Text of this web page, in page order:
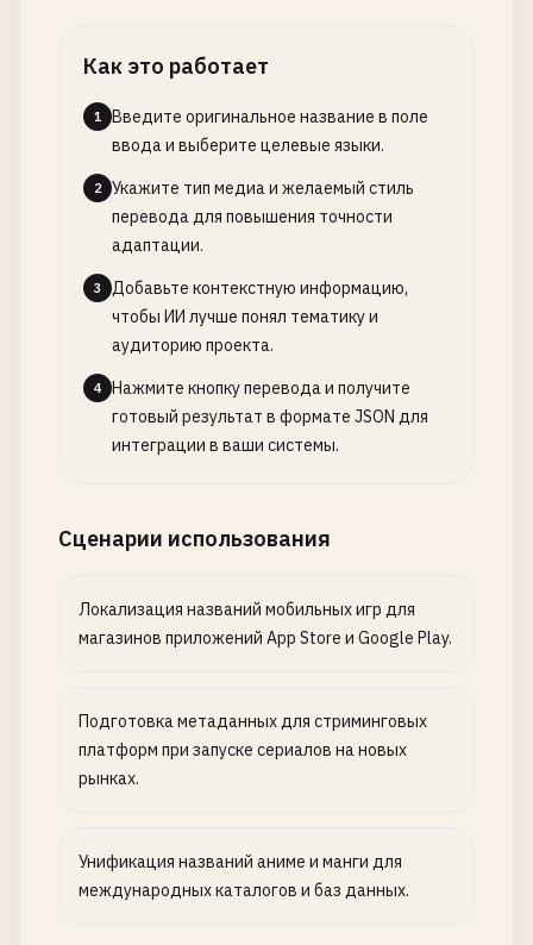
Как это работает
1
Введите оригинальное название в поле
ввода и выберите целевые языки.
2
Укажите тип медиа и желаемый стиль
перевода для повышения точности
адаптации.
3
Добавьте контекстную информацию,
чтобы ИИ лучше понял тематику и
аудиторию проекта.
4
Нажмите кнопку перевода и получите
готовый результат в формате JSON для
интеграции в ваши системы.
Сценарии использования
Локализация названий мобильных игр для
магазинов приложений App Store и Google Play.
Подготовка метаданных для стриминговых
платформ при запуске сериалов на новых
рынках.
Унификация названий аниме и манги для
международных каталогов и баз данных.